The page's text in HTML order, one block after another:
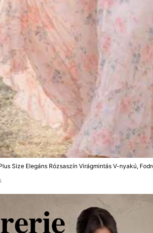
25.99€
Size Elegáns Rózsaszín Virágmintás V-nyakú,